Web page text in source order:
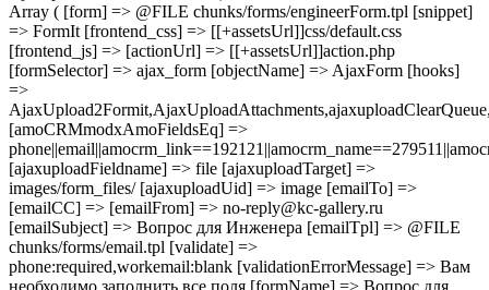
Array ( [form] => @FILE chunks/forms/engineerForm.tpl [snippet]
=> FormIt [frontend_css] => [[+assetsUrl]]css/default.css
[frontend_js] => [actionUrl] => [[+assetsUrl]]action.php
[formSelector] => ajax_form [objectName] => AjaxForm [hooks]
=>
[amoCRMmodxAmoFieldsEq] =>
[ajaxuploadFieldname] => file [ajaxuploadTarget] =>
images/form_files/ [ajaxuploadUid] => image [emailTo] =>
[emailCC] => [emailFrom] => no-reply@kc-gallery.ru
[emailSubject] => Вопрос для Инженера [emailTpl] => @FILE
chunks/forms/email.tpl [validate] =>
phone:required,workemail:blank [validationErrorMessage] => Вам